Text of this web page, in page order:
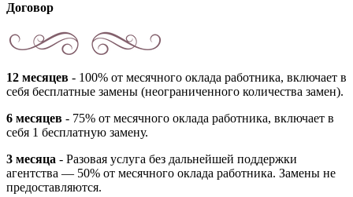
Договор
12 месяцев - 100% от месячного оклада работника, включает в
себя бесплатные замены (неограниченного количества замен).
6 месяцев - 75% от месячного оклада работника, включает в
себя 1 бесплатную замену.
3 месяца - Разовая услуга без дальнейшей поддержки
агентства — 50% от месячного оклада работника. Замены не
предоставляются.